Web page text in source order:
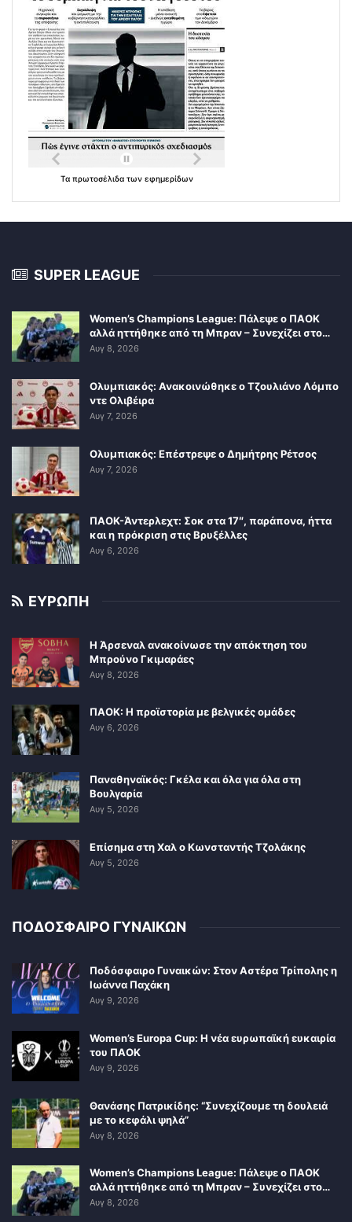
Τα πρωτοσέλιδα των εφημερίδων
SUPER LEAGUE
Women’s Champions League: Πάλεψε ο ΠΑΟΚ
αλλά ηττήθηκε από τη Μπραν – Συνεχίζει στο…
Αυγ 8, 2026
Ολυμπιακός: Ανακοινώθηκε ο Τζουλιάνο Λόμπο
ντε Ολιβέιρα
Αυγ 7, 2026
Ολυμπιακός: Επέστρεψε ο Δημήτρης Ρέτσος
Αυγ 7, 2026
ΠΑΟΚ-Άντερλεχτ: Σοκ στα 17″, παράπονα, ήττα
και η πρόκριση στις Βρυξέλλες
Αυγ 6, 2026
ΕΥΡΩΠΗ
Η Άρσεναλ ανακοίνωσε την απόκτηση του
Μπρούνο Γκιμαράες
Αυγ 8, 2026
ΠΑΟΚ: Η προϊστορία με βελγικές ομάδες
Αυγ 6, 2026
Παναθηναϊκός: Γκέλα και όλα για όλα στη
Βουλγαρία
Αυγ 5, 2026
Επίσημα στη Χαλ ο Κωνσταντής Τζολάκης
Αυγ 5, 2026
ΠΟΔΟΣΦΑΙΡΟ ΓΥΝΑΙΚΩΝ
Ποδόσφαιρο Γυναικών: Στον Αστέρα Τρίπολης η
Ιωάννα Παχάκη
Αυγ 9, 2026
Women’s Europa Cup: Η νέα ευρωπαϊκή ευκαιρία
του ΠΑΟΚ
Αυγ 9, 2026
Θανάσης Πατρικίδης: “Συνεχίζουμε τη δουλειά
με το κεφάλι ψηλά”
Αυγ 8, 2026
Women’s Champions League: Πάλεψε ο ΠΑΟΚ
αλλά ηττήθηκε από τη Μπραν – Συνεχίζει στο…
Αυγ 8, 2026